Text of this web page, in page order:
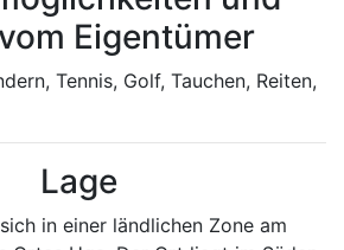
Eigentümer
Tennis, Golf, Tauchen, Reiten,
Lage
in einer ländlichen Zone am